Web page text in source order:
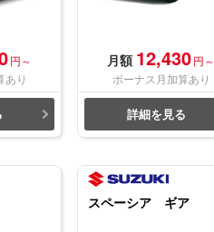
円～
あり
月額 12,430円～
ボーナス月加算あり
詳細を見る
スペーシア ギア